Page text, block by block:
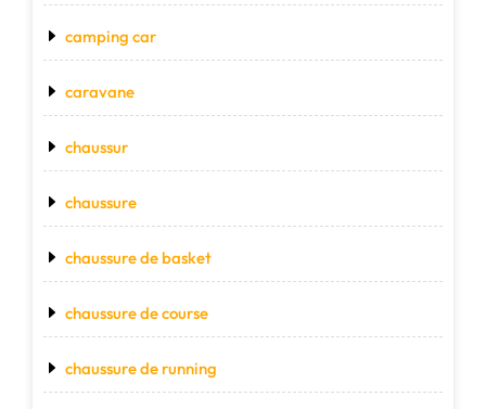
camping car
caravane
chaussur
chaussure
chaussure de basket
chaussure de course
chaussure de running